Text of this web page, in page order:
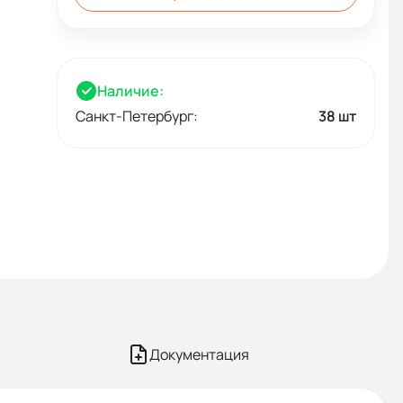
Наличие:
Санкт-Петербург:
38 шт
Документация